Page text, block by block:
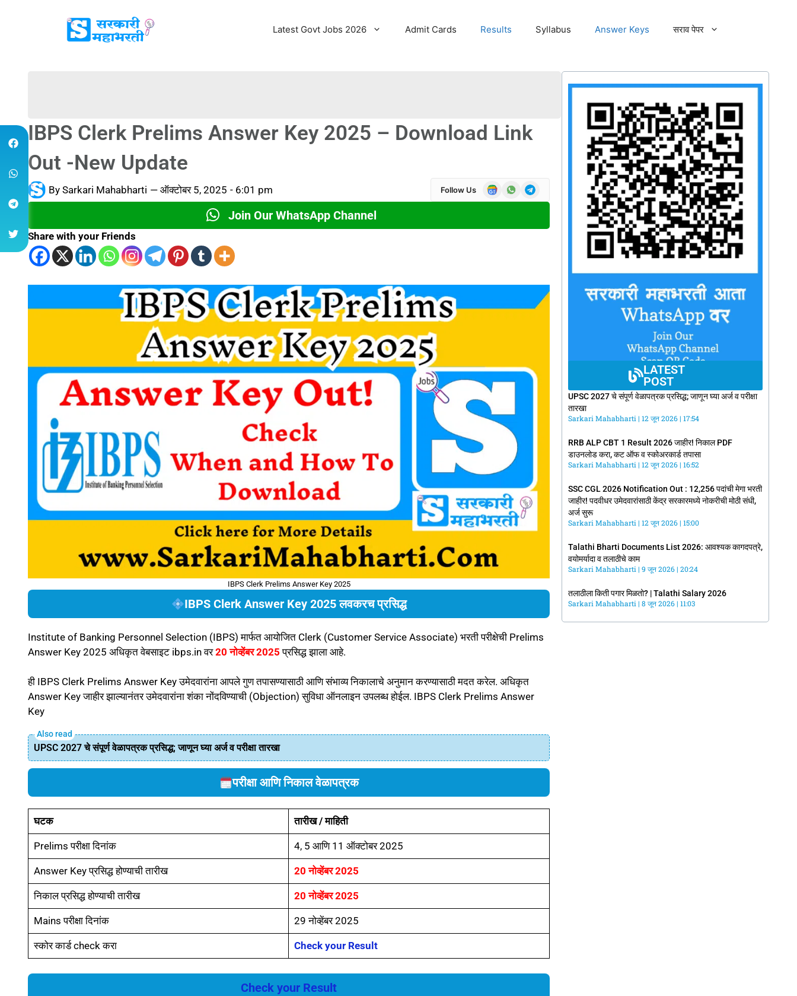
Latest Govt Jobs 2026 Admit Cards Results Syllabus Answer Keys सराव पेपर
IBPS Clerk Prelims Answer Key 2025 – Download Link
Out -New Update
By Sarkari Mahabharti — ऑक्टोबर 5, 2025 - 6:01 pm Follow Us
Join Our WhatsApp Channel
Share with your Friends
IBPS Clerk Prelims Answer Key 2025
IBPS Clerk Answer Key 2025 लवकरच प्रसिद्ध
Institute of Banking Personnel Selection (IBPS) मार्फत आयोजित Clerk (Customer Service Associate) भरती परीक्षेची Prelims
Answer Key 2025 अधिकृत वेबसाइट ibps.in वर20 नोव्हेंबर 2025 प्रसिद्ध झाला आहे.
ही IBPS Clerk Prelims Answer Key उमेदवारांना आपले गुण तपासण्यासाठी आणि संभाव्य निकालाचे अनुमान करण्यासाठी मदत करेल. अधिकृत
Answer Key जाहीर झाल्यानंतर उमेदवारांना शंका नोंदविण्याची (Objection) सुविधा ऑनलाइन उपलब्ध होईल. IBPS Clerk Prelims Answer
Key
UPSC 2027 चे संपूर्ण वेळापत्रक प्रसिद्ध; जाणून घ्या अर्ज व परीक्षा तारखा
परीक्षा आणि निकाल वेळापत्रक
घटक तारीख / माहिती
Prelims परीक्षा दिनांक 4, 5 आणि 11 ऑक्टोबर 2025
Answer Key प्रसिद्ध होण्याची तारीख 20 नोव्हेंबर 2025
निकाल प्रसिद्ध होण्याची तारीख 20 नोव्हेंबर 2025
Mains परीक्षा दिनांक 29 नोव्हेंबर 2025
स्कोर कार्ड check करा Check your Result
Check your Result
LATEST
POST
UPSC 2027 चे संपूर्ण वेळापत्रक प्रसिद्ध; जाणून घ्या अर्ज व परीक्षा
तारखा
Sarkari Mahabharti 12 जून 2026 17:54
RRB ALP CBT 1 Result 2026 जाहीर! निकाल PDF
डाउनलोड करा, कट ऑफ व स्कोअरकार्ड तपासा
Sarkari Mahabharti 12 जून 2026 16:52
SSC CGL 2026 Notification Out : 12,256 पदांची मेगा भरती
जाहीर! पदवीधर उमेदवारांसाठी केंद्र सरकारमध्ये नोकरीची मोठी संधी,
अर्ज सुरू
Sarkari Mahabharti 12 जून 2026 15:00
Talathi Bharti Documents List 2026: आवश्यक कागदपत्रे,
वयोमर्यादा व तलाठीचे काम
Sarkari Mahabharti 9 जून 2026 20:24
तलाठीला किती पगार मिळतो? | Talathi Salary 2026
Sarkari Mahabharti 8 जून 2026 11:03